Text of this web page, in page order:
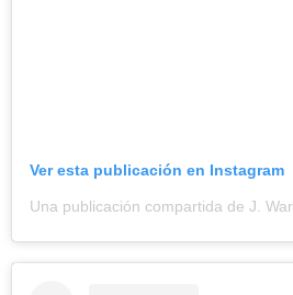
Ver esta publicación en Instagram
Una publicación compartida de J.